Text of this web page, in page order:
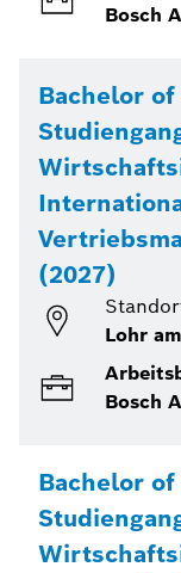
Bosch
Bachelor
(2027)
Lohr
Bosch
Bachelor